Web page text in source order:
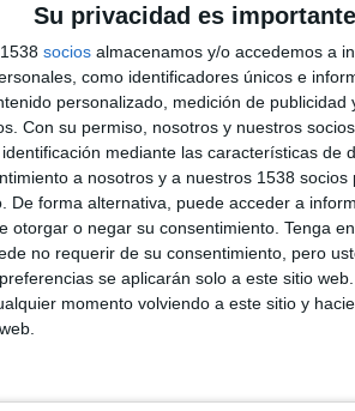
Su privacidad es
socios almacenamos y/o accedemos a
como identificadores únicos e
personalizado, medición de
Con su permiso, nosotros y nuestros
mediante las características de
a nosotros y a nuestros 1538
De forma alternativa, puede acceder a
otorgar o negar su consentimiento. Tenga
no requerir de su consentimiento, pero
se aplicarán solo a este sitio
momento volviendo a este sitio y
publicitaria y de impactos de
conectar con él de una
muy potente, pero si aparece
concreto puede hacer relevante un
de impactos diarios y de una
y la conexión emocional son más
emocional -positiva,
Hoy las marcas necesitan
hacerlo en el canal correcto,
comporta el consumidor.